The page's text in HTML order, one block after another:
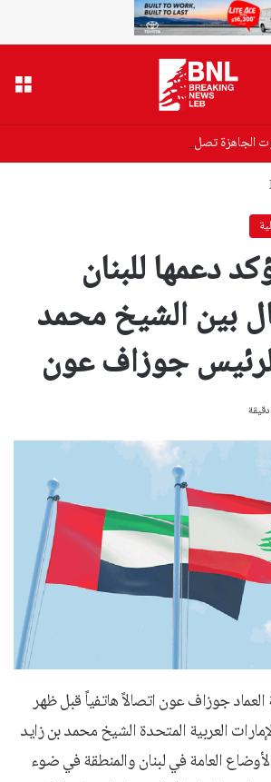
دعمها للبنان
بين الشيخ محمد
جوزاف عون
جوزاف عون اتصالاً هاتفياً قبل ظهر
العربية المتحدة الشيخ محمد بن زايد
العامة في لبنان والمنطقة في ضوء